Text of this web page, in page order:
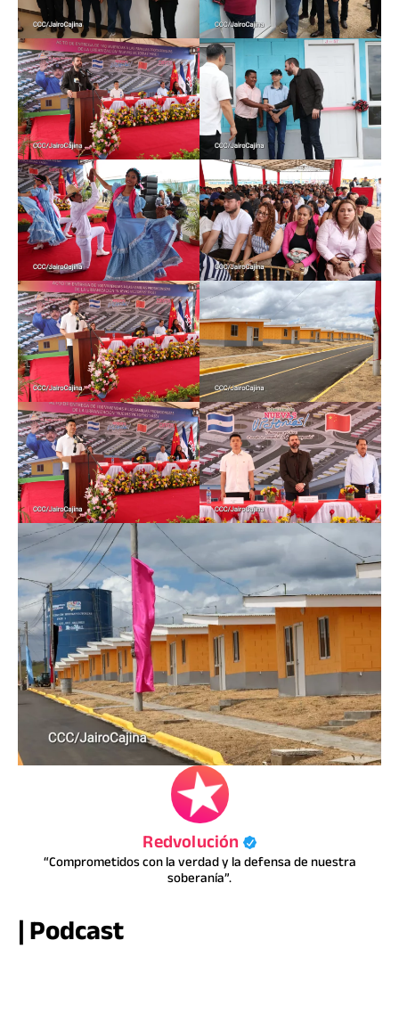
Redvolución
“Comprometidos con la verdad y la defensa de nuestra
soberanía”.
| Podcast